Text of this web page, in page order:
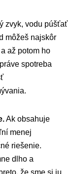
zvyk, vodu púšťať
môžeš najskôr
až potom ho
spotreba
Ak obsahuje
menej
riešenie.
dlho a